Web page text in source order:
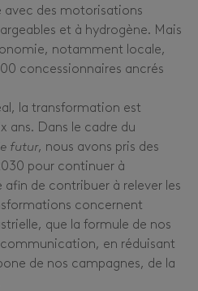
avec des motorisations
et à hydrogène. Mais
notamment locale,
concessionnaires ancrés
la transformation est
ans. Dans le cadre du
futur, nous avons pris des
pour continuer à
de contribuer à relever les
concernent
que la formule de nos
en réduisant
de nos campagnes, de la